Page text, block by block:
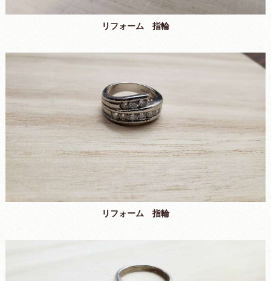
リフォーム 指輪
リフォーム 指輪